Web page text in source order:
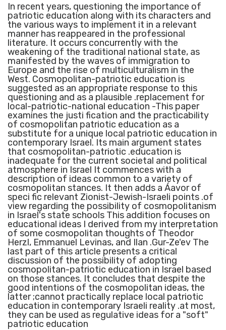
In recent years, questioning the importance of
patriotic education along with its characters and
the various ways to implement it in a relevant
manner has reappeared in the professional
literature. It occurs concurrently with the
weakening of the traditional national state, as
manifested by the waves of immigration to
Europe and the rise of multiculturalism in the
West. Cosmopolitan-patriotic education is
suggested as an appropriate response to this
questioning and as a plausible .replacement for
local-patriotic-national education -This paper
examines the justi fication and the practicability
of cosmopolitan patriotic education as a
substitute for a unique local patriotic education in
contemporary Israel. Its main argument states
that cosmopolitan-patriotic .education is
inadequate for the current societal and political
atmosphere in Israel It commences with a
description of ideas common to a variety of
cosmopolitan stances. It then adds a Áavor of
speci fic relevant Zionist-Jewish-Israeli points .of
view regarding the possibility of cosmopolitanism
in Israel's state schools This addition focuses on
educational ideas I derived from my interpretation
of some cosmopolitan thoughts of Theodor
Herzl, Emmanuel Levinas, and Ilan .Gur-Ze'ev The
last part of this article presents a critical
discussion of the possibility of adopting
cosmopolitan-patriotic education in Israel based
on those stances. It concludes that despite the
good intentions of the cosmopolitan ideas, the
latter ;cannot practically replace local patriotic
education in contemporary Israeli reality .at most,
they can be used as regulative ideas for a "soft"
patriotic education